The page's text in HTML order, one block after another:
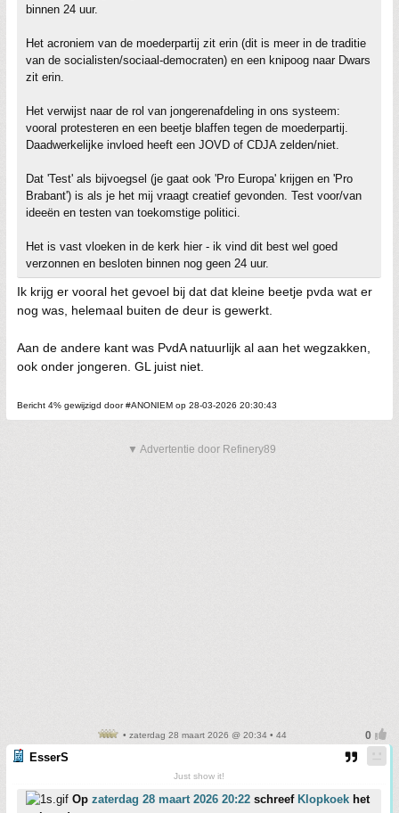
binnen 24 uur.
Het acroniem van de moederpartij zit erin (dit is meer in de traditie
van de socialisten/sociaal-democraten) en een knipoog naar Dwars
zit erin.
Het verwijst naar de rol van jongerenafdeling in ons systeem:
vooral protesteren en een beetje blaffen tegen de moederpartij.
Daadwerkelijke invloed heeft een JOVD of CDJA zelden/niet.
Dat 'Test' als bijvoegsel (je gaat ook 'Pro Europa' krijgen en 'Pro
Brabant') is als je het mij vraagt creatief gevonden. Test voor/van
ideeën en testen van toekomstige politici.
Het is vast vloeken in de kerk hier - ik vind dit best wel goed
verzonnen en besloten binnen nog geen 24 uur.
Ik krijg er vooral het gevoel bij dat dat kleine beetje pvda wat er
nog was, helemaal buiten de deur is gewerkt.
Aan de andere kant was PvdA natuurlijk al aan het wegzakken,
ook onder jongeren. GL juist niet.
Bericht 4% gewijzigd door #ANONIEM op 28-03-2026 20:30:43
▼ Advertentie door Refinery89
• zaterdag 28 maart 2026 @ 20:34 • 44
EsserS
Just show it!
Op zaterdag 28 maart 2026 20:22 schreef Klopkoek het